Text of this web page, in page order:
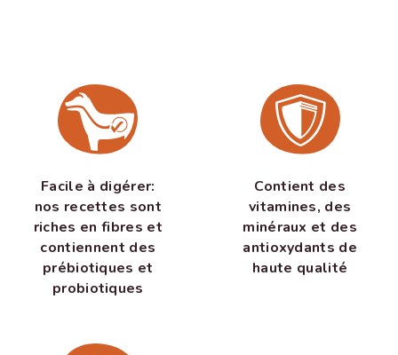
Facile à digérer:
nos recettes sont
riches en fibres et
contiennent des
prébiotiques et
probiotiques
Contient des
vitamines, des
minéraux et des
antioxydants de
haute qualité